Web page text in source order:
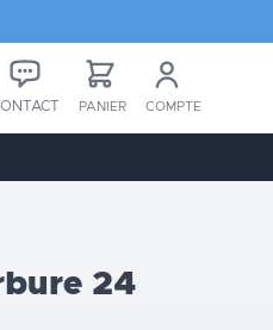
PANIER COMPTE
24